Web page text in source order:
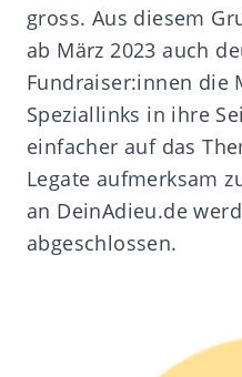
gross. Aus diesem
ab März 2023 auch
Fundraiser:innen die
Speziallinks in ihre
einfacher auf das
Legate aufmerksam
an DeinAdieu.de
abgeschlossen.